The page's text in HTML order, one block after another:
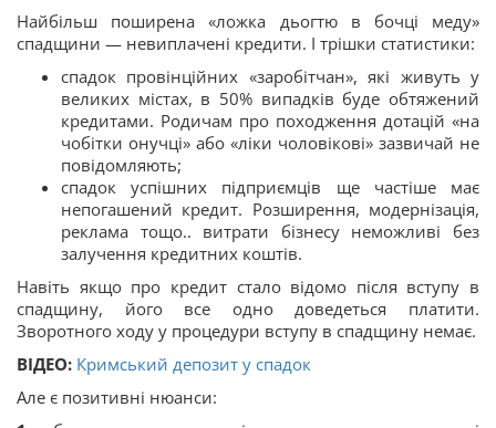
Найбільш поширена «ложка дьогтю в бочці меду»
спадщини — невиплачені кредити. І трішки статистики:
спадок провінційних «заробітчан», які живуть у
великих містах, в 50% випадків буде обтяжений
кредитами. Родичам про походження дотацій «на
чобітки онучці» або «ліки чоловікові» зазвичай не
повідомляють;
спадок успішних підприємців ще частіше має
непогашений кредит. Розширення, модернізація,
реклама тощо.. витрати бізнесу неможливі без
залучення кредитних коштів.
Навіть якщо про кредит стало відомо після вступу в
спадщину, його все одно доведеться платити.
Зворотного ходу у процедури вступу в спадщину немає.
ВІДЕО: Кримський депозит у спадок
Але є позитивні нюанси: